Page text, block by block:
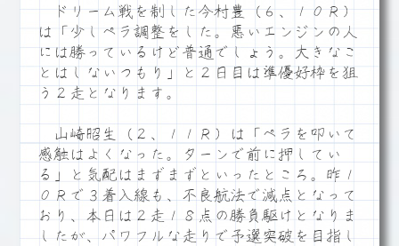
ドリーム戦を制した今村豊（６、１０Ｒ）
は「少しペラ調整をした。悪いエンジンの人
には勝っているけど普通でしょう。大きなこ
とはしないつもり」と２日目は準優好枠を狙
う２走となります。
山崎昭生（２、１１Ｒ）は「ペラを叩いて
感触はよくなった。ターンで前に押してい
る」と気配はまずまずといったところ。昨１
０Ｒで３着入線も、不良航法で減点となって
おり、本日は２走１８点の勝負駆けとなりま
したが、パワフルな走りで予選突破を目指し